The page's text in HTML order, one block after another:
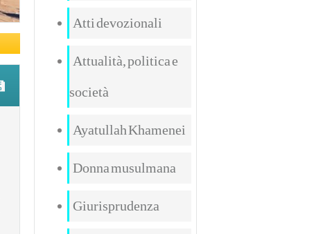
Atti devozionali
Attualità, politica e
società
Ayatullah Khamenei
Donna musulmana
Giurisprudenza